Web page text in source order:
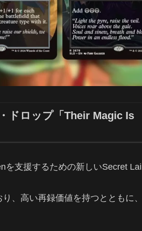
ドロップ「Their Magic Is
を支援するための新しいSecret
、高い再録価値を持つとともに